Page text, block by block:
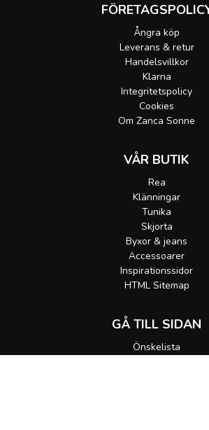
Ångra köp
Leverans & retur
Handelsvillkor
Klarna
Integritetspolicy
Cookies
Om Zanca Sonne
VÅR BUTIK
Rea
Klänningar
Tunika
Skjorta
Byxor & jeans
Accessoarer
Inspirationssidor
HTML Sitemap
GÅ TILL SIDAN
Önskelista